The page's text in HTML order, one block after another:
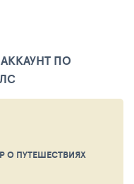
ПО
О ПУТЕШЕСТВИЯХ